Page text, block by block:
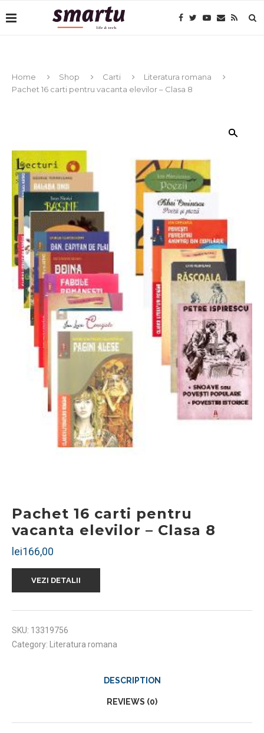
Home Shop Carti
Literatura romana
Pachet 16 carti pentru vacanta elevilor – Clasa 8
Pachet 16 carti pentru
vacanta elevilor – Clasa 8
lei166,00
VEZI DETALII
SKU: 13319756
Category:
Literatura romana
DESCRIPTION
REVIEWS (0)